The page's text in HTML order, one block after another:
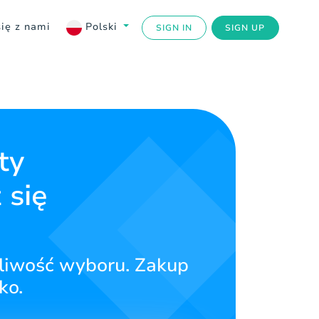
z nami Polski SIGN IN SIGN UP
wyboru. Zakup